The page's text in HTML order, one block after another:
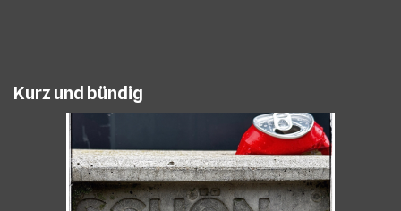
Kurz und bündig